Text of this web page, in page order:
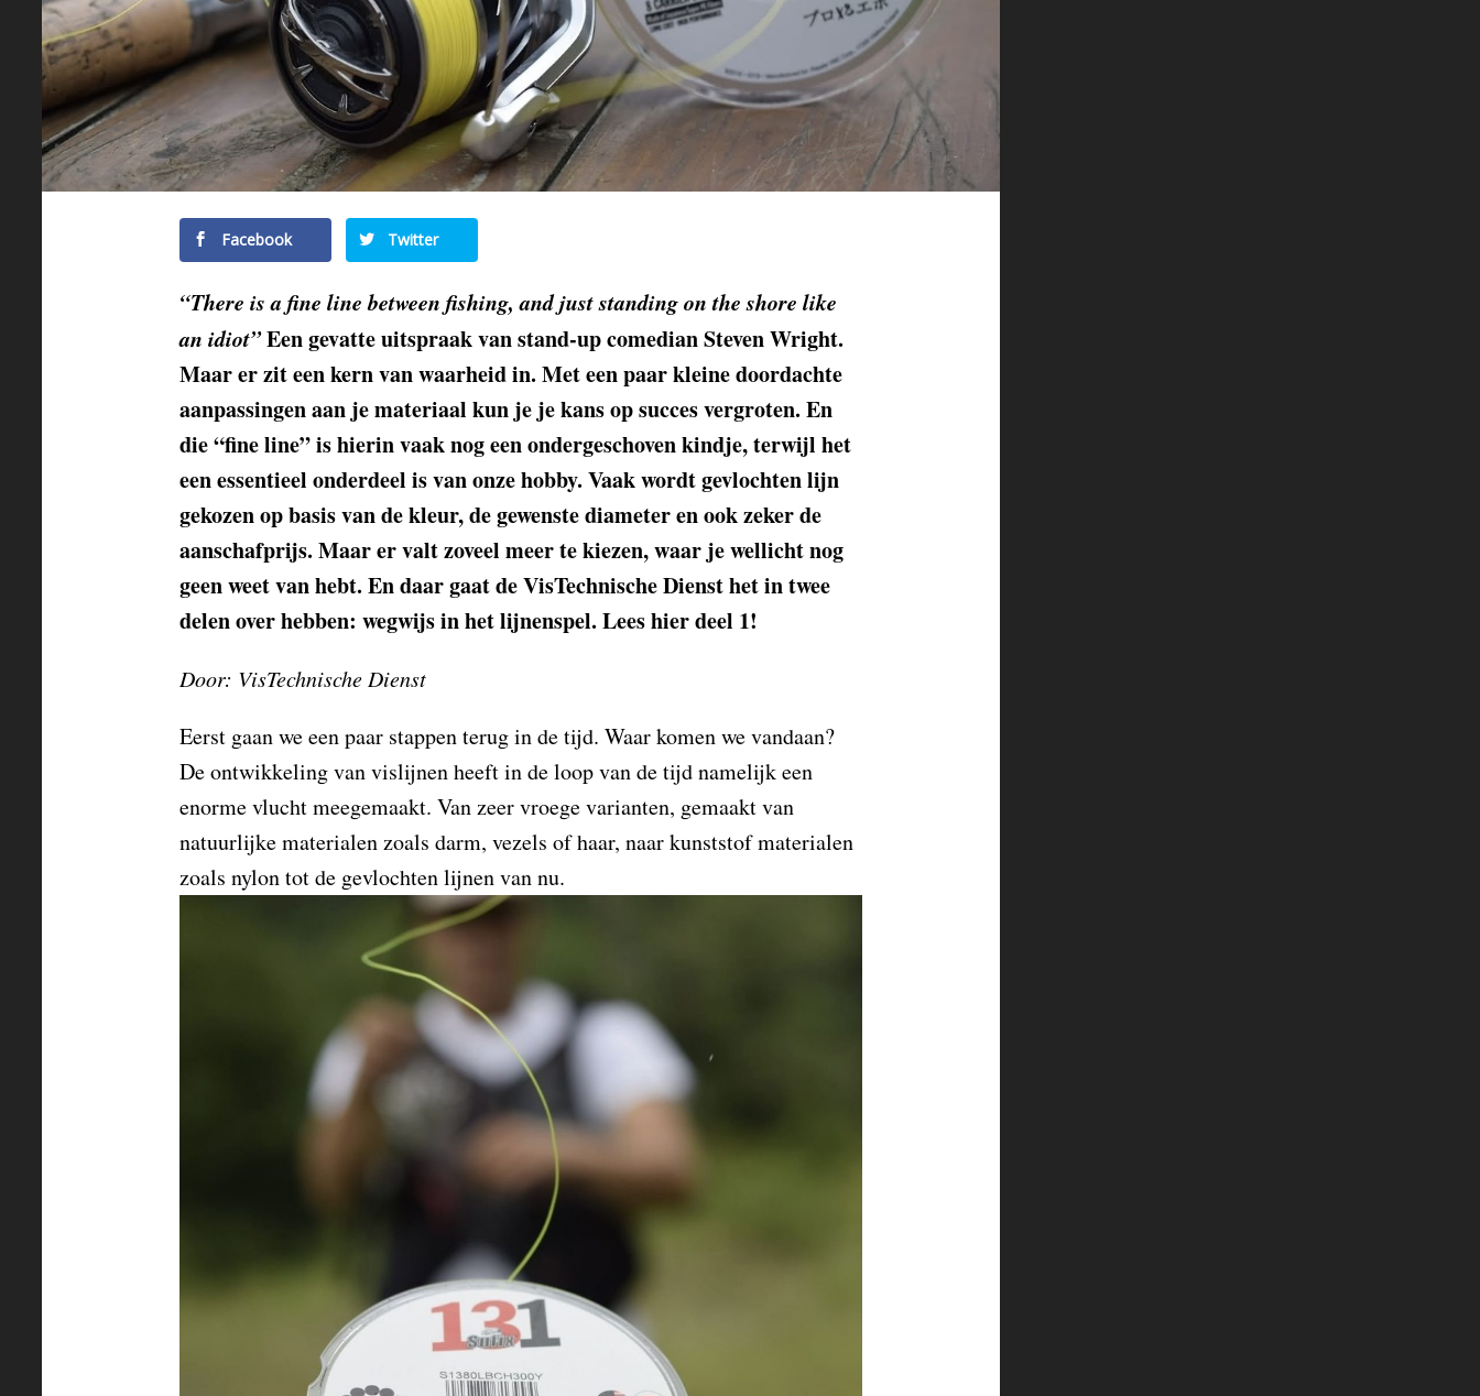
Facebook Twitter
“There is a fine line between fishing, and just standing on the shore like
an idiot”Een gevatte uitspraak van stand-up comedian Steven Wright.
Maar er zit een kern van waarheid in. Met een paar kleine doordachte
aanpassingen aan je materiaal kun je je kans op succes vergroten. En
die “fine line” is hierin vaak nog een ondergeschoven kindje, terwijl het
een essentieel onderdeel is van onze hobby. Vaak wordt gevlochten lijn
gekozen op basis van de kleur, de gewenste diameter en ook zeker de
aanschafprijs. Maar er valt zoveel meer te kiezen, waar je wellicht nog
geen weet van hebt. En daar gaat de VisTechnische Dienst het in twee
delen over hebben: wegwijs in het lijnenspel. Lees hier deel 1!
Door: VisTechnische Dienst
Eerst gaan we een paar stappen terug in de tijd. Waar komen we vandaan?
De ontwikkeling van vislijnen heeft in de loop van de tijd namelijk een
enorme vlucht meegemaakt. Van zeer vroege varianten, gemaakt van
natuurlijke materialen zoals darm, vezels of haar, naar kunststof materialen
zoals nylon tot de gevlochten lijnen van nu.